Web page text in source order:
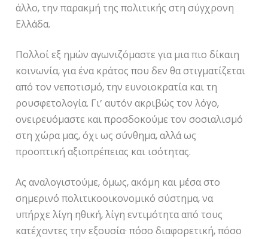
άλλο, την παρακμή της πολιτικής στη σύγχρονη
Ελλάδα.
Πολλοί εξ ημών αγωνιζόμαστε για μια πιο δίκαιη
κοινωνία, για ένα κράτος που δεν θα στιγματίζεται
από τον νεποτισμό, την ευνοιοκρατία και τη
ρουσφετολογία. Γι’ αυτόν ακριβώς τον λόγο,
ονειρευόμαστε και προσδοκούμε τον σοσιαλισμό
στη χώρα μας, όχι ως σύνθημα, αλλά ως
προοπτική αξιοπρέπειας και ισότητας.
Ας αναλογιστούμε, όμως, ακόμη και μέσα στο
σημερινό πολιτικοοικονομικό σύστημα, να
υπήρχε λίγη ηθική, λίγη εντιμότητα από τους
κατέχοντες την εξουσία· πόσο διαφορετική, πόσο